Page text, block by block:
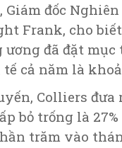
Giám đốc
Frank, cho
đã đặt mục
cả năm là
Colliers đưa
bỏ trống là
trăm vào